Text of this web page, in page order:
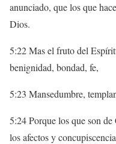
anunciado, que los que
Dios.
5:22 Mas el fruto del
benignidad, bondad, fe,
5:23 Mansedumbre,
5:24 Porque los que son
los afectos y